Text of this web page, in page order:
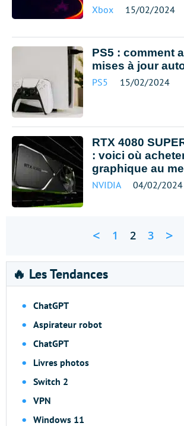
Xbox 15/02/2024
PS5 : comment
mises à jour
PS5 15/02/2024
RTX 4080
: voici où
graphique au
NVIDIA 04/02/2024
< 1 2 3 >
🔥 Les Tendances
ChatGPT
Aspirateur robot
ChatGPT
Livres photos
Switch 2
VPN
Windows 11